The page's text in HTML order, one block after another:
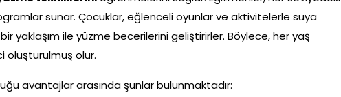
sunar. Çocuklar, eğlenceli oyunlar ve aktivitelerle suya
yaklaşım ile yüzme becerilerini geliştirirler. Böylece, her yaş
oluşturulmuş olur.
avantajlar arasında şunlar bulunmaktadır: